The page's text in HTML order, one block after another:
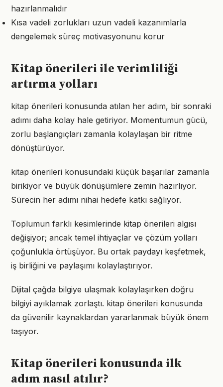
hazırlanmalıdır
Kısa vadeli zorlukları uzun vadeli kazanımlarla
dengelemek süreç motivasyonunu korur
Kitap önerileri ile verimliliği
artırma yolları
kitap önerileri konusunda atılan her adım, bir sonraki
adımı daha kolay hale getiriyor. Momentumun gücü,
zorlu başlangıçları zamanla kolaylaşan bir ritme
dönüştürüyor.
kitap önerileri konusundaki küçük başarılar zamanla
birikiyor ve büyük dönüşümlere zemin hazırlıyor.
Sürecin her adımı nihai hedefe katkı sağlıyor.
Toplumun farklı kesimlerinde kitap önerileri algısı
değişiyor; ancak temel ihtiyaçlar ve çözüm yolları
çoğunlukla örtüşüyor. Bu ortak paydayı keşfetmek,
iş birliğini ve paylaşımı kolaylaştırıyor.
Dijital çağda bilgiye ulaşmak kolaylaşırken doğru
bilgiyi ayıklamak zorlaştı. kitap önerileri konusunda
da güvenilir kaynaklardan yararlanmak büyük önem
taşıyor.
Kitap önerileri konusunda ilk
adım nasıl atılır?